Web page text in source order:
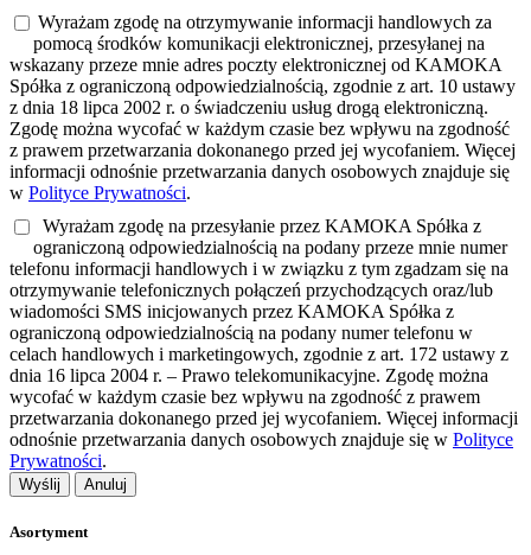
Wyrażam zgodę na otrzymywanie informacji handlowych za
pomocą środków komunikacji elektronicznej, przesyłanej na
wskazany przeze mnie adres poczty elektronicznej od KAMOKA
Spółka z ograniczoną odpowiedzialnością, zgodnie z art. 10 ustawy
z dnia 18 lipca 2002 r. o świadczeniu usług drogą elektroniczną.
Zgodę można wycofać w każdym czasie bez wpływu na zgodność
z prawem przetwarzania dokonanego przed jej wycofaniem. Więcej
informacji odnośnie przetwarzania danych osobowych znajduje się
w Polityce Prywatności.
Wyrażam zgodę na przesyłanie przez KAMOKA Spółka z
ograniczoną odpowiedzialnością na podany przeze mnie numer
telefonu informacji handlowych i w związku z tym zgadzam się na
otrzymywanie telefonicznych połączeń przychodzących oraz/lub
wiadomości SMS inicjowanych przez KAMOKA Spółka z
ograniczoną odpowiedzialnością na podany numer telefonu w
celach handlowych i marketingowych, zgodnie z art. 172 ustawy z
dnia 16 lipca 2004 r. – Prawo telekomunikacyjne. Zgodę można
wycofać w każdym czasie bez wpływu na zgodność z prawem
przetwarzania dokonanego przed jej wycofaniem. Więcej informacji
odnośnie przetwarzania danych osobowych znajduje się w Polityce
Prywatności.
Wyślij Anuluj
Asortyment